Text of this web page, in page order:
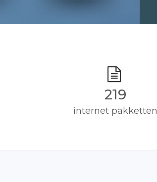
220
internet pakketten